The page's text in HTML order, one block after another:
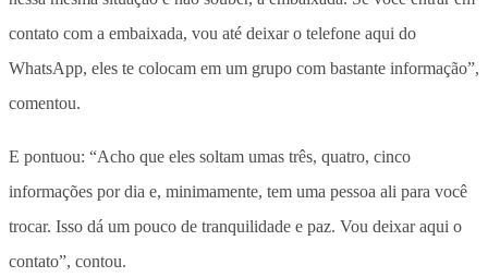
contato com a embaixada, vou até deixar o telefone aqui do
WhatsApp, eles te colocam em um grupo com bastante informação”,
comentou.
E pontuou: “Acho que eles soltam umas três, quatro, cinco
informações por dia e, minimamente, tem uma pessoa ali para você
trocar. Isso dá um pouco de tranquilidade e paz. Vou deixar aqui o
contato”, contou.